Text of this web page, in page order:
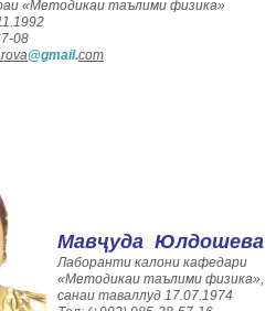
«Методикаи таълими физика»
08
@gmail.com
Мавҷуда Юлдошева
Лаборанти калони кафедари
«Методикаи таълими физика»,
санаи таваллуд 17.07.1974